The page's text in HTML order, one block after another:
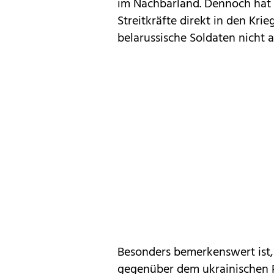
im Nachbarland. Dennoch
Streitkräfte direkt in den
belarussische Soldaten nicht
Besonders bemerkenswert
gegenüber dem